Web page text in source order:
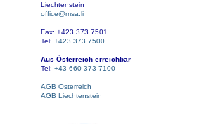
Liechtenstein
office@msa.li
Fax: +423 373 7501
Tel: +423 373 7500
Aus Österreich erreichbar
Tel: +43 660 373 7100
AGB Österreich
AGB Liechtenstein